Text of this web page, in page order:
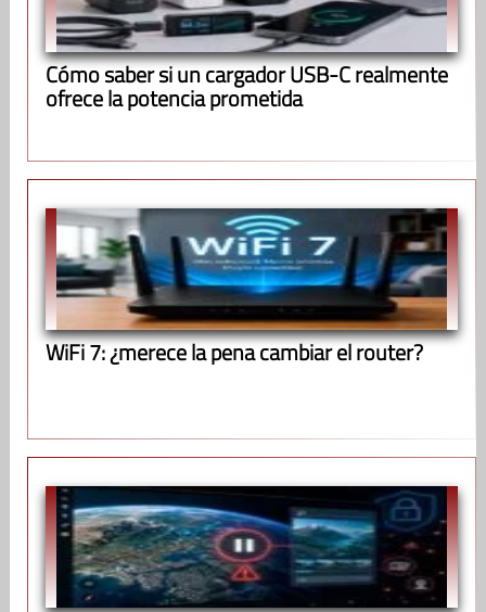
Cómo saber si un cargador USB-C realmente
ofrece la potencia prometida
WiFi 7: ¿merece la pena cambiar el router?